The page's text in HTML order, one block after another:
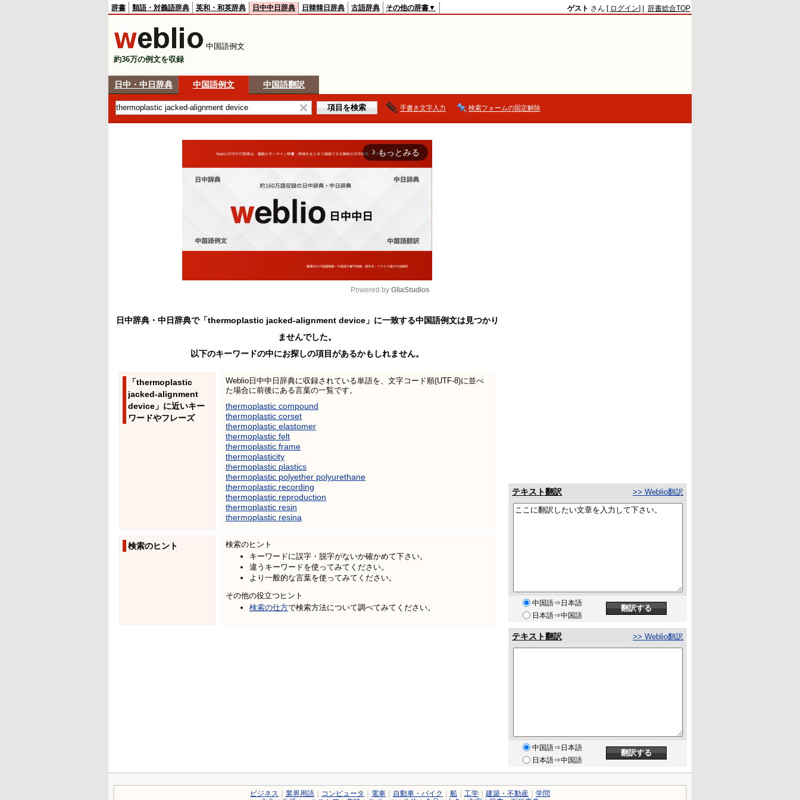
辞書 類語・対義語辞典 英和・和英辞典 日中中日辞典 日韓韓日辞典 古語辞典 その他の辞書▼ ゲスト さん [ ログイン] | 辞書総合TOP
中国語例文
約36万の例文を収録
日中・中日辞典 中国語例文 中国語翻訳
手書き文字入力 検索フォームの固定解除
arrow_forward_ios もっとみる
Mute
Powered by GliaStudios
日中辞典・中日辞典で「thermoplastic jacked-alignment device」に一致する中国語例文は見つかり
ませんでした。
以下のキーワードの中にお探しの項目があるかもしれません。
「thermoplastic
jacked-alignment
device」に近いキー
ワードやフレーズ
Weblio日中中日辞典に収録されている単語を、文字コード順(UTF-8)に並べ
た場合に前後にある言葉の一覧です。
thermoplastic compound
thermoplastic corset
thermoplastic elastomer
thermoplastic felt
thermoplastic frame
thermoplasticity
thermoplastic plastics
thermoplastic polyether polyurethane
thermoplastic recording
thermoplastic reproduction
thermoplastic resin
thermoplastic resina
検索のヒント
検索のヒント
キーワードに誤字・脱字がないか確かめて下さい。
違うキーワードを使ってみてください。
より一般的な言葉を使ってみてください。
その他の役立つヒント
検索の仕方で検索方法について調べてみてください。
テキスト翻訳 >> Weblio翻訳
中国語⇒日本語
日本語⇒中国語
テキスト翻訳 >> Weblio翻訳
中国語⇒日本語
日本語⇒中国語
ビジネス 業界用語 コンピュータ 電車 自動車・バイク 船 工学 建築・不動産
学問